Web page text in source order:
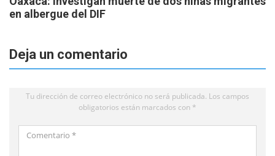
en albergue del DIF
Deja un comentario
Tu dirección de correo electrónico no será publicada. Los campos
obligatorios están marcados con *
Comentario